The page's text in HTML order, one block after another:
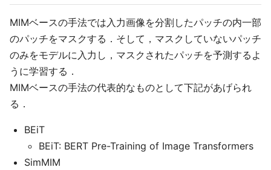
MIMベースの手法では入力画像を分割したパッチの内一部
のパッチをマスクする．そして，マスクしていないパッチ
のみをモデルに入力し，マスクされたパッチを予測するよ
うに学習する．
MIMベースの手法の代表的なものとして下記があげられ
る．
BEiT
BEiT: BERT Pre-Training of Image Transformers
SimMIM